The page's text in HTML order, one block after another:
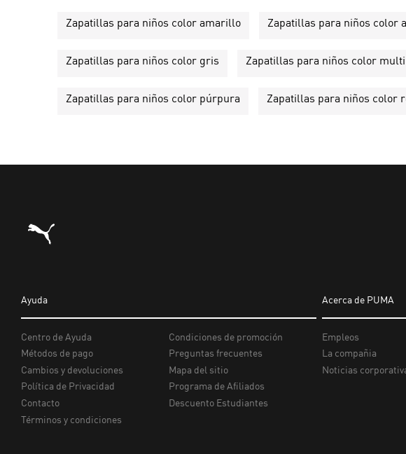
Zapatillas para niños color amarillo Zapatillas para niños color
Zapatillas para niños color gris Zapatillas para niños color multi
Zapatillas para niños color púrpura Zapatillas para niños color